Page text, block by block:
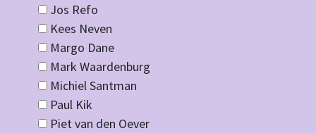
Jos Refo
Kees Neven
Margo Dane
Mark Waardenburg
Michiel Santman
Paul Kik
Piet van den Oever